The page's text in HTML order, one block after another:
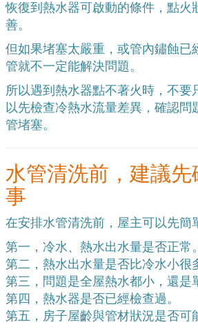
恢復到熱水器可啟動的條件，點火
善。
但如果堵塞太嚴重，或管內鏽蝕已
管就不一定能解決問題。
所以遇到熱水器點不著火時，不要
以先檢查冷熱水流量差異，確認問
管堵塞。
水管清洗前，建議先
事
在安排水管清洗前，屋主可以先簡
第一，冷水、熱水出水量是否正常。
第二，熱水出水量是否比冷水小很
第三，問題是全屋熱水都小，還是
第四，熱水器是否已經檢查過。
第五，房子屋齡與管材狀況是否可